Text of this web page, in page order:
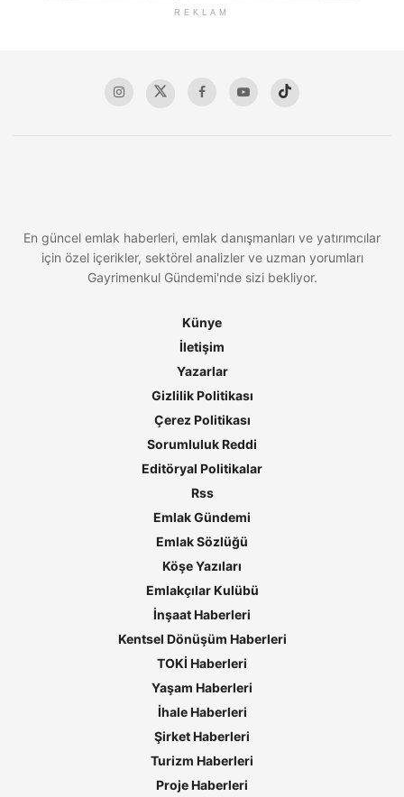
REKLAM
En güncel emlak haberleri, emlak danışmanları ve yatırımcılar
için özel içerikler, sektörel analizler ve uzman yorumları
Gayrimenkul Gündemi'nde sizi bekliyor.
Künye
İletişim
Yazarlar
Gizlilik Politikası
Çerez Politikası
Sorumluluk Reddi
Editöryal Politikalar
Rss
Emlak Gündemi
Emlak Sözlüğü
Köşe Yazıları
Emlakçılar Kulübü
İnşaat Haberleri
Kentsel Dönüşüm Haberleri
TOKİ Haberleri
Yaşam Haberleri
İhale Haberleri
Şirket Haberleri
Turizm Haberleri
Proje Haberleri